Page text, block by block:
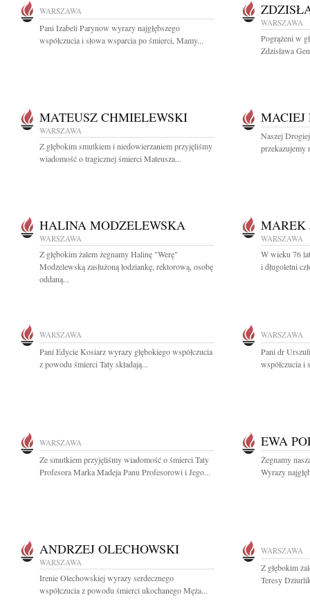
WARSZAWA
Pani Izabeli Parynow wyrazy najgłębszego
współczucia i słowa wsparcia po śmierci, Mamy...
WARSZAWA
Pogrążeni w
Zdzisława
MATEUSZ CHMIELEWSKI
WARSZAWA
Z głębokim smutkiem i niedowierzaniem przyjęliśmy
wiadomość o tragicznej śmierci Mateusza...
MACIEJ
Naszej
przekazujemy
HALINA MODZELEWSKA
WARSZAWA
Z głębokim żalem żegnamy Halinę "Werę"
Modzelewską zasłużoną łodziankę, rektorową, osobę
oddaną...
MAREK
WARSZAWA
W wieku 76
i długoletni
WARSZAWA
Pani Edycie Kosiarz wyrazy głębokiego współczucia
z powodu śmierci Taty składają...
WARSZAWA
Pani dr
współczucia i
WARSZAWA
Ze smutkiem przyjęliśmy wiadomość o śmierci Taty
Profesora Marka Madeja Panu Profesorowi i Jego...
EWA
Żegnamy
Wyrazy
ANDRZEJ OLECHOWSKI
WARSZAWA
Irenie Olechowskiej wyrazy serdecznego
współczucia z powodu śmierci ukochanego Męża...
WARSZAWA
Z głębokim
Teresy